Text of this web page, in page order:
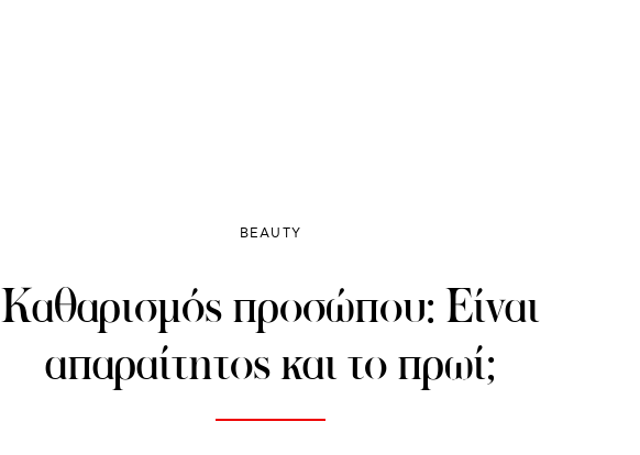
BEAUTY
Καθαρισμός προσώπου: Είναι
απαραίτητος και το πρωί;